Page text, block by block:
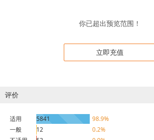
你已超出预览范围！
立即充值
评价
适用 5841
98.9%
一般
12
0.2%